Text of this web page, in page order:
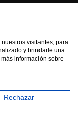
nosotros
visitantes, para
y brindarle una
información sobre
Rechazar